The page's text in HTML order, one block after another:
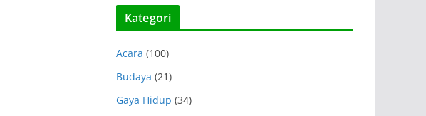
Kategori
Acara (100)
Budaya (21)
Gaya Hidup (34)